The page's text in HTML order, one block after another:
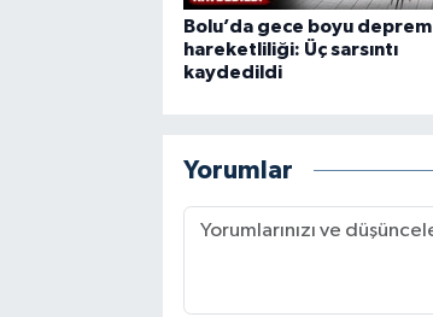
Bolu’da gece boyu deprem
hareketliliği: Üç sarsıntı
kaydedildi
Yorumlar